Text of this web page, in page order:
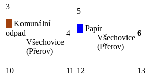
3
Komunální
odpad
Všechovice
(Přerov)
4
5
Papír
Všechovice
(Přerov)
6
10 11 12 13